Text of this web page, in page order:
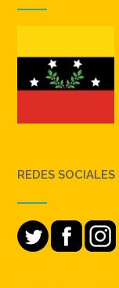
REDES SOCIALES